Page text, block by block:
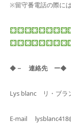
※留守番電話の際に
◆－ 連絡先 ー◆
Lys blanc リ・ブラ
E-mail